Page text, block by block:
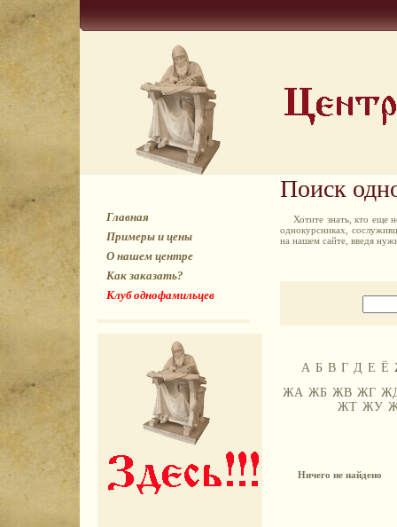
Главная
Примеры и цены
О нашем центре
Как заказать?
Клуб однофамильцев
Поиск
Хотите знать, кто еще
однокурсниках,
на нашем сайте, введя
А Б В Г Д Е Ё
ЖА ЖБ ЖВ ЖГ
ЖТ ЖУ
Ничего не найдено